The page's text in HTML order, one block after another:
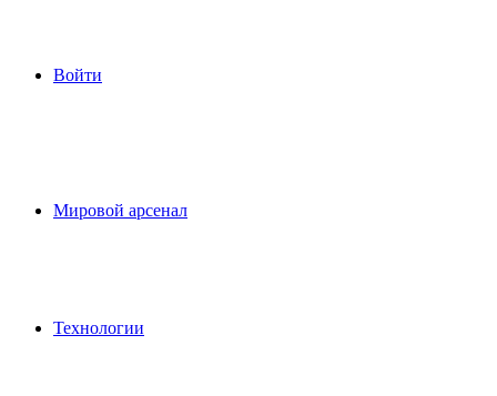
Войти
Мировой арсенал
Технологии